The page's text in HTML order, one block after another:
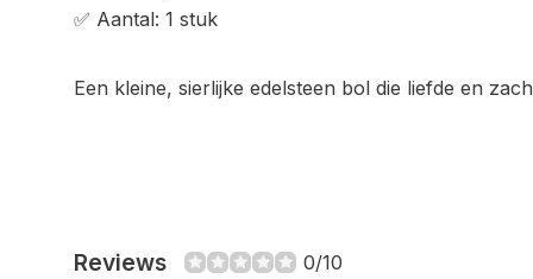
✅ Aantal: 1 stuk
Een kleine, sierlijke edelsteen bol die liefde en
Reviews 0/10